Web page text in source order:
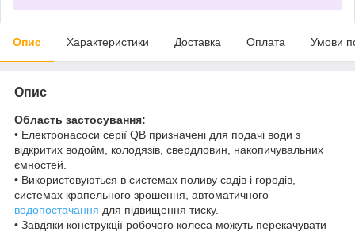
Опис Характеристики Доставка Оплата Умови
Опис
Область застосування:
• Електронасоси серії QB призначені для подачі води з
відкритих водойм, колодязів, свердловин, накопичувальних
ємностей.
• Використовуються в системах поливу садів і городів,
системах крапельного зрошення, автоматичного
водопостачання для підвищення тиску.
• Завдяки конструкції робочого колеса можуть перекачувати